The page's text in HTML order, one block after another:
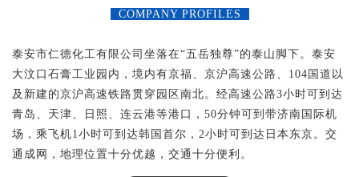
COMPANY PROFILES
泰安市仁德化工有限公司坐落在“五岳独尊”的泰山脚下。泰安
大汶口石膏工业园内，境内有京福、京沪高速公路、104国道以
及新建的京沪高速铁路贯穿园区南北。经高速公路3小时可到达
青岛、天津、日照、连云港等港口，50分钟可到带济南国际机
场，乘飞机1小时可到达韩国首尔，2小时可到达日本东京。交
通成网，地理位置十分优越，交通十分便利。